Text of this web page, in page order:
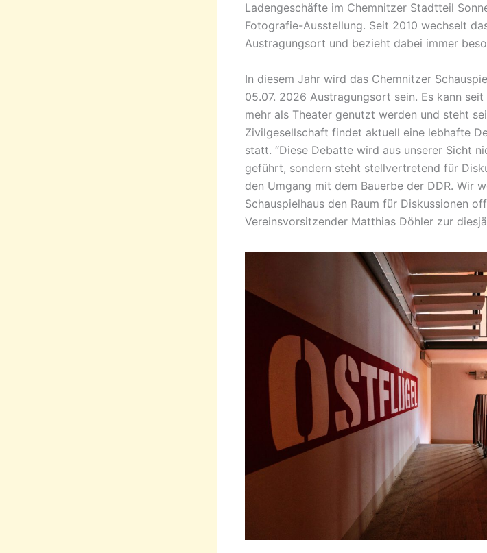
Ladengeschäfte im Chemnitzer Stadtteil
Fotografie-Ausstellung. Seit 2010 wechselt
Austragungsort und bezieht dabei immer
In diesem Jahr wird das Chemnitzer
05.07. 2026 Austragungsort sein. Es kann
mehr als Theater genutzt werden und steht
Zivilgesellschaft findet aktuell eine lebhafte
statt. “Diese Debatte wird aus unserer Sicht
geführt, sondern steht stellvertretend für
den Umgang mit dem Bauerbe der DDR. Wir
Schauspielhaus den Raum für Diskussionen
Vereinsvorsitzender Matthias Döhler zur